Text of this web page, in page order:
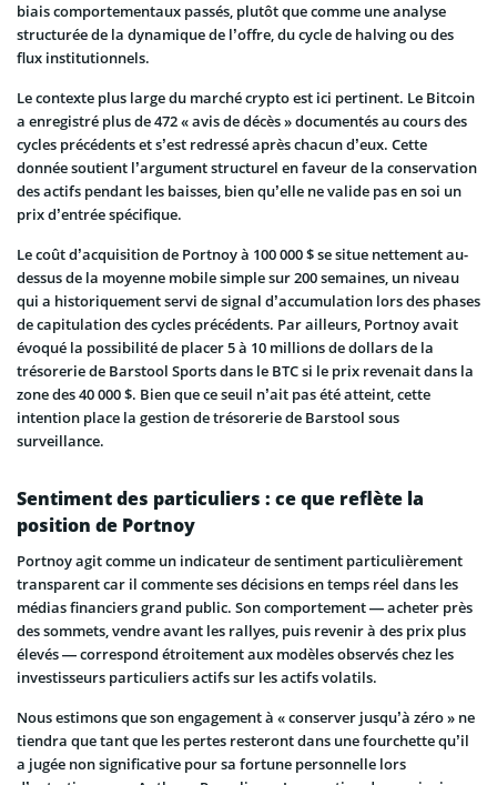
biais comportementaux passés, plutôt que comme une analyse
structurée de la dynamique de l’offre, du cycle de halving ou des
flux institutionnels.
Le contexte plus large du marché crypto est ici pertinent. Le Bitcoin
a enregistré plus de 472 « avis de décès » documentés au cours des
cycles précédents et s’est redressé après chacun d’eux. Cette
donnée soutient l’argument structurel en faveur de la conservation
des actifs pendant les baisses, bien qu’elle ne valide pas en soi un
prix d’entrée spécifique.
Le coût d’acquisition de Portnoy à 100 000 $ se situe nettement au-
dessus de la moyenne mobile simple sur 200 semaines, un niveau
qui a historiquement servi de signal d’accumulation lors des phases
de capitulation des cycles précédents. Par ailleurs, Portnoy avait
évoqué la possibilité de placer 5 à 10 millions de dollars de la
trésorerie de Barstool Sports dans le BTC si le prix revenait dans la
zone des 40 000 $. Bien que ce seuil n’ait pas été atteint, cette
intention place la gestion de trésorerie de Barstool sous
surveillance.
Sentiment des particuliers : ce que reflète la
position de Portnoy
Portnoy agit comme un indicateur de sentiment particulièrement
transparent car il commente ses décisions en temps réel dans les
médias financiers grand public. Son comportement — acheter près
des sommets, vendre avant les rallyes, puis revenir à des prix plus
élevés — correspond étroitement aux modèles observés chez les
investisseurs particuliers actifs sur les actifs volatils.
Nous estimons que son engagement à « conserver jusqu’à zéro » ne
tiendra que tant que les pertes resteront dans une fourchette qu’il
a jugée non significative pour sa fortune personnelle lors